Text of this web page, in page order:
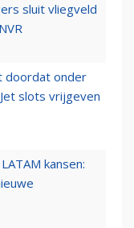
sluit vliegveld
doordat onder
slots vrijgeven
kansen: